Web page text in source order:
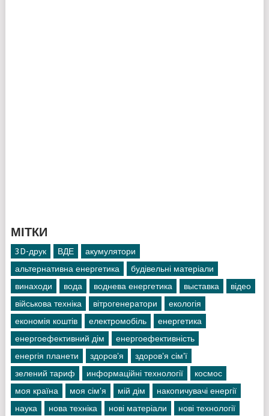
МІТКИ
3D-друк ВДЕ
акумулятори
альтернативна енергетика
будівельні матеріали
винаходи
вода воднева енергетика выставка
відео
військова техніка
вітрогенератори
екологія
економія коштів
електромобіль
енергетика
енергоефективний дім
енергоефективність
енергія планети
здоров'я
здоров'я сім'ї
зелений тариф
информаційні технології
космос
моя країна
моя сім'я мій дім
накопичувачі енергії
наука
нова техніка нові матеріали
нові технології